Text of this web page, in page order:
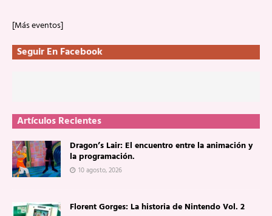
[Más eventos]
Seguir En Facebook
Artículos Recientes
Dragon’s Lair: El encuentro entre la animación y
la programación.
10 agosto, 2026
Florent Gorges: La historia de Nintendo Vol. 2